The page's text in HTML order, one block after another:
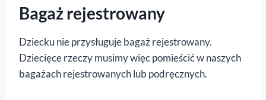
Bagaż rejestrowany
Dziecku nie przysługuje bagaż rejestrowany.
Dziecięce rzeczy musimy więc pomieścić w naszych
bagażach rejestrowanych lub podręcznych.